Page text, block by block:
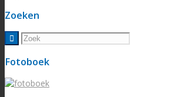
Zoeken
Fotoboek